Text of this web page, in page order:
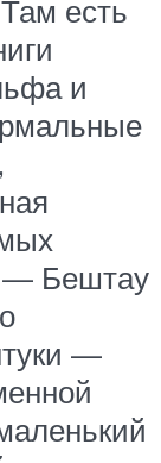
есть
и
— Бештау
—